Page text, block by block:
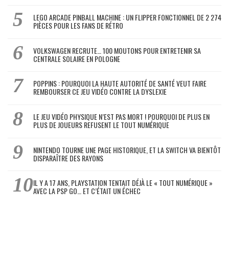
LEGO ARCADE PINBALL MACHINE : UN FLIPPER FONCTIONNEL DE 2 274
PIÈCES POUR LES FANS DE RÉTRO
VOLKSWAGEN RECRUTE… 100 MOUTONS POUR ENTRETENIR SA
CENTRALE SOLAIRE EN POLOGNE
POPPINS : POURQUOI LA HAUTE AUTORITÉ DE SANTÉ VEUT FAIRE
REMBOURSER CE JEU VIDÉO CONTRE LA DYSLEXIE
LE JEU VIDÉO PHYSIQUE N’EST PAS MORT ! POURQUOI DE PLUS EN
PLUS DE JOUEURS REFUSENT LE TOUT NUMÉRIQUE
NINTENDO TOURNE UNE PAGE HISTORIQUE, ET LA SWITCH VA BIENTÔT
DISPARAÎTRE DES RAYONS
IL Y A 17 ANS, PLAYSTATION TENTAIT DÉJÀ LE « TOUT NUMÉRIQUE »
AVEC LA PSP GO… ET C’ÉTAIT UN ÉCHEC